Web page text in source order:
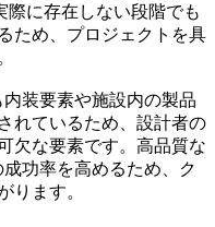
際に存在しない段階でも
ため、プロジェクトを具
装要素や施設内の製品
れているため、設計者の
欠な要素です。高品質な
功率を高めるため、ク
ります。